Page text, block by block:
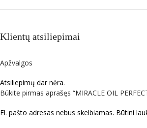
Klientų atsiliepimai
Apžvalgos
Atsiliepimų dar nėra.
Būkite pirmas aprašęs “MIRACLE OIL
El. pašto adresas nebus skelbiamas. Būtini